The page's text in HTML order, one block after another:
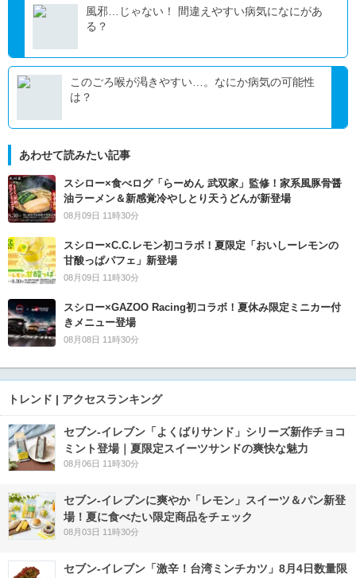
風邪…じゃない！ 間違えやすい病気になにがあ
る？
このごろ喉が渇きやすい…。なにか病気の可能性
は？
あわせて読みたい記事
スシロー×食べログ「らーめん 武双家」監修！家系風豚骨醤
油ラーメン＆新感覚冷やしとり天うどんが新登場
08月09日 11時30分
スシロー×C.C.レモン初コラボ！夏限定「おいしーレモンの
甘酸っぱパフェ」新登場
08月09日 11時30分
スシロー×GAZOO Racing初コラボ！夏休み限定ミニカー付
きメニュー登場
08月08日 11時30分
トレンド | アクセスランキング
セブン‐イレブン「よくばりサンド」シリーズ新作チョコ
ミント登場｜夏限定スイーツサンドの爽快な魅力
08月06日 11時30分
セブン‐イレブンに爽やか「レモン」スイーツ＆パン新登
場！夏に食べたい限定商品をチェック
08月03日 11時30分
セブン-イレブン「激辛！台湾ミンチカツ」8月4日数量限